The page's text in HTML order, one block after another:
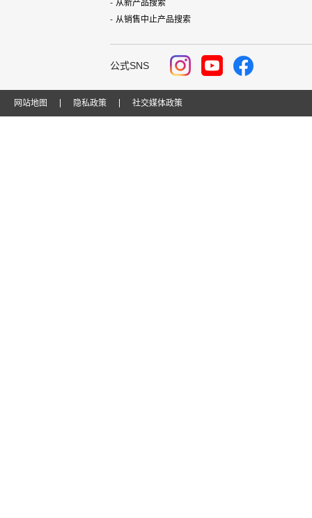
从新产品搜索
从销售中止产品搜索
公式SNS
网站地图 隐私政策 社交媒体政策